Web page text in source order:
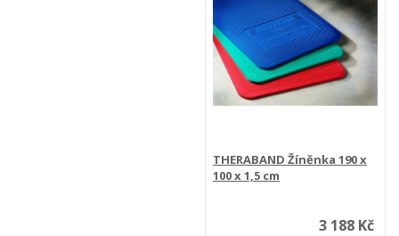
THERABAND Žíněnka 190 x
100 x 1,5 cm
3 188 Kč